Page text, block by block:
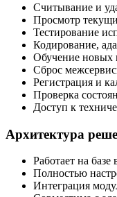
Считывание и
Просмотр
Тестирование
Кодирование,
Обучение новых
Сброс
Регистрация и
Проверка
Доступ к
Архитектура
Работает на
Полностью
Интеграция